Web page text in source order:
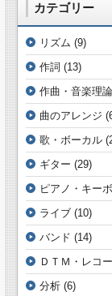
カテゴリー
リズム (9)
作詞 (13)
作曲・音楽理論
曲のアレンジ
歌・ボーカル
ギター (29)
ピアノ・キー
ライブ (10)
バンド (14)
ＤＴＭ・レコ
分析 (6)